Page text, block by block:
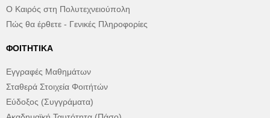
Ο Καιρός στη Πολυτεχνειούπολη
Πώς θα έρθετε - Γενικές Πληροφορίες
ΦΟΙΤΗΤΙΚΆ
Εγγραφές Μαθημάτων
Σταθερά Στοιχεία Φοιτήτών
Εύδοξος (Συγγράματα)